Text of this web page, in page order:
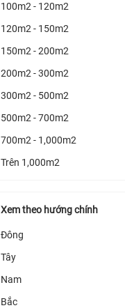
100m2 - 120m2
120m2 - 150m2
150m2 - 200m2
200m2 - 300m2
300m2 - 500m2
500m2 - 700m2
700m2 - 1,000m2
Trên 1,000m2
Xem theo hướng chính
Đông
Tây
Nam
Bắc